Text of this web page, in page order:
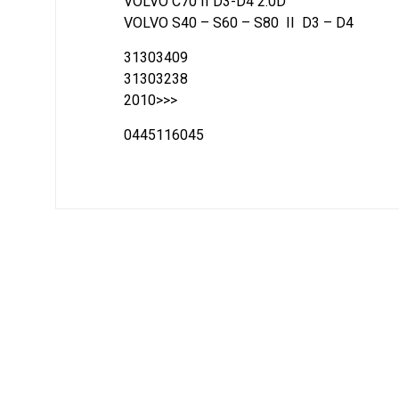
VOLVO S40 – S60 – S80 II D3 – D4
31303409
31303238
2010>>>
0445116045